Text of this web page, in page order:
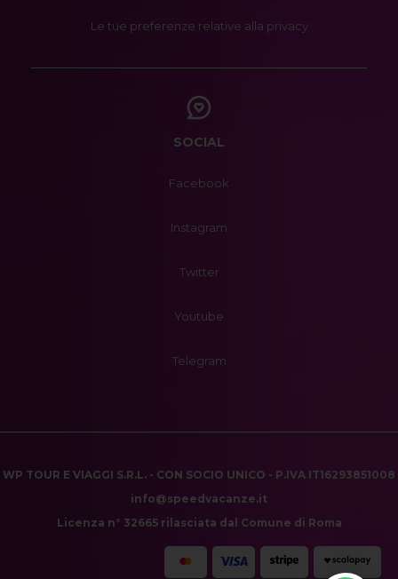
Le tue preferenze relative alla privacy
SOCIAL
Facebook
Instagram
Twitter
Youtube
Telegram
WP TOUR E VIAGGI S.R.L. - CON SOCIO UNICO - P.IVA IT16293851008
info@speedvacanze.it
Licenza n° 32665 rilasciata dal Comune di Roma